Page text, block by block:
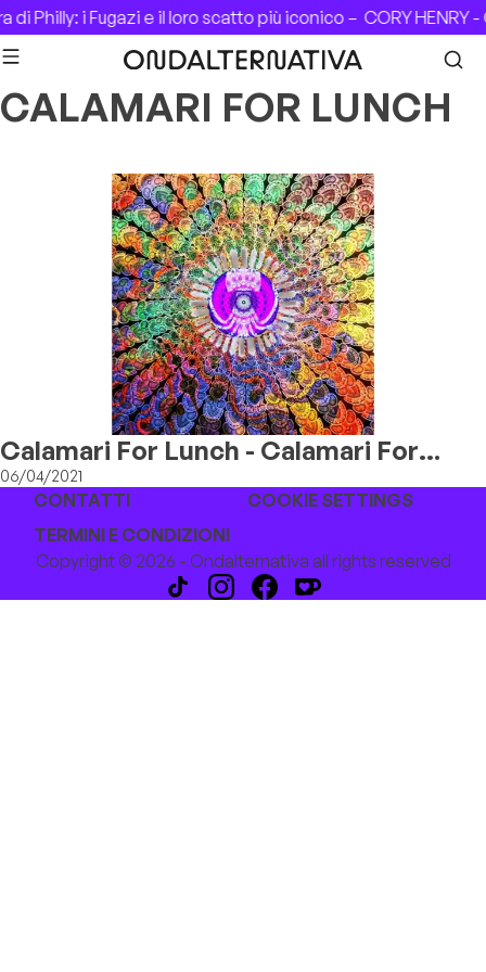
Skip to content
di Philly: i Fugazi e il loro scatto più iconico – CORY HENRY
CALAMARI FOR LUNCH
Calamari For Lunch - Calamari For
Lunch
06/04/2021
CONTATTI
COOKIE SETTINGS
TERMINI E CONDIZIONI
Copyright © 2026 - Ondalternativa all rights reserved